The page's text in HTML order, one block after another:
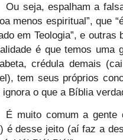
Ou seja, espalham a
menos espiritual”, que
em Teologia”, e
é que temos uma
crédula demais
tem seus próprios
ignora o que a Bíblia
É muito comum a gente
é desse jeito (aí faz a